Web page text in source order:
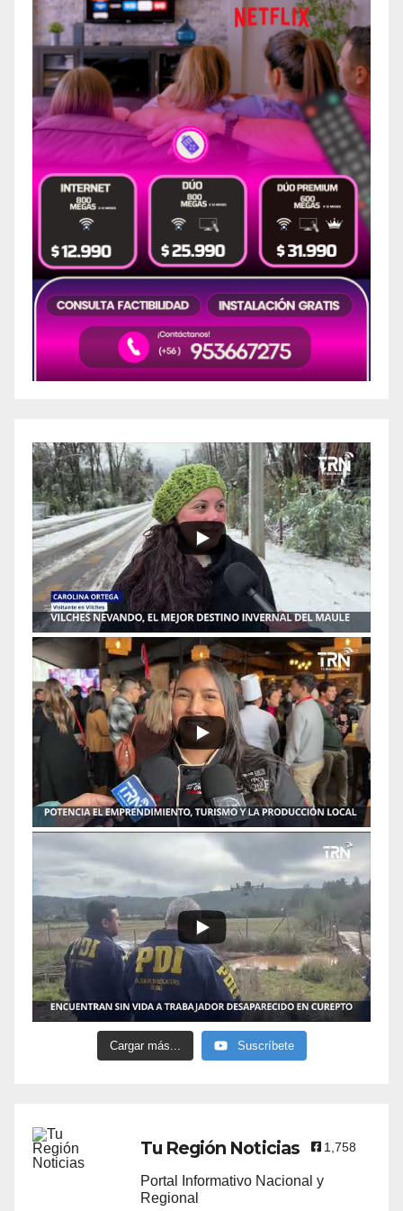
Cargar más... Suscríbete
Tu Región Noticias 1,758
Portal Informativo Nacional y
Regional